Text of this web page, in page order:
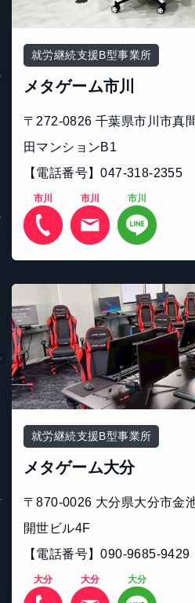
就労継続支援B型事業所
メタゲーム市川
〒272-0826 千葉県市川市真
田マンションB1
【電話番号】047-318-2355
市川 市川 市川
就労継続支援B型事業所
メタゲーム大分
〒870-0026 大分県大分市金
開世ビル4F
【電話番号】090‐9685‐9429
大分 大分 大分